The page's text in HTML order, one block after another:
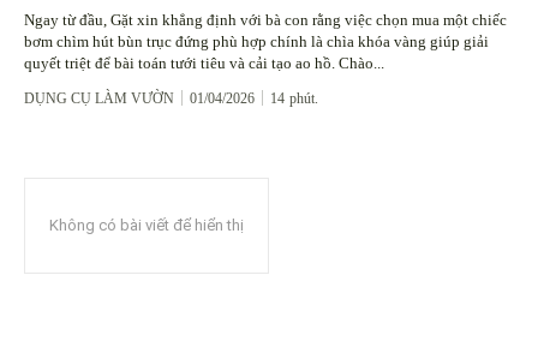
Ngay từ đầu, Gặt xin khẳng định với bà con rằng việc chọn mua một chiếc
bơm chìm hút bùn trục đứng phù hợp chính là chìa khóa vàng giúp giải
quyết triệt để bài toán tưới tiêu và cải tạo ao hồ. Chào...
DỤNG CỤ LÀM VƯỜN 01/04/2026 14 phút.
Không có bài viết để hiển thị